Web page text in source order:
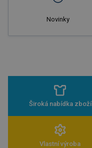
Novinky
Široká nabídka zboží
Vlastní výroba